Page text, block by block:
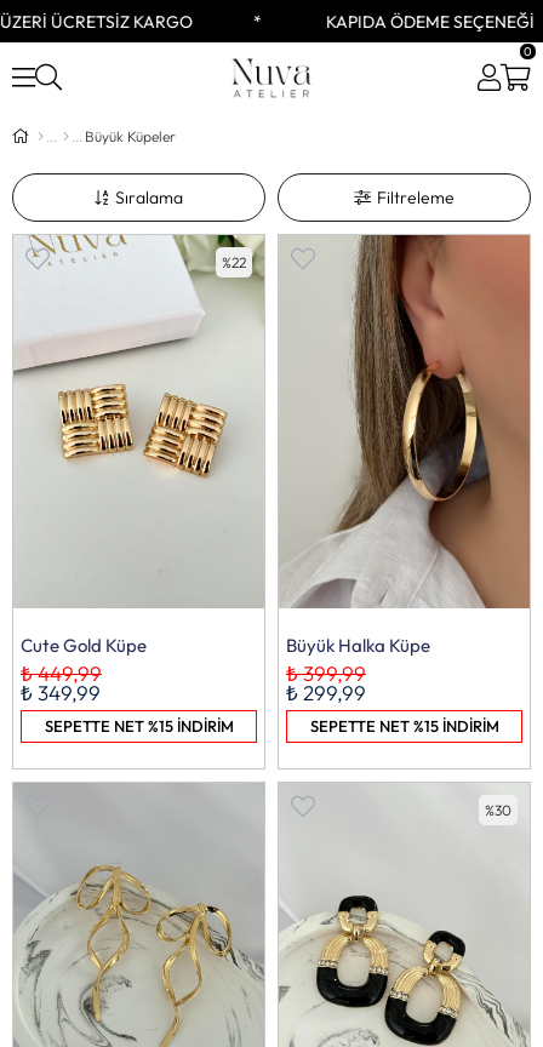
KARGO KAPIDA ÖDEME SEÇENEĞİ
0
Büyük Küpeler
Filtreleme
Sıralama
Cute Gold Küpe
₺ 349,99
₺ 449,99
SEPETTE NET %15 İNDİRİM
%22
Büyük Halka Küpe
₺ 299,99
₺ 399,99
SEPETTE NET %15 İNDİRİM
%30